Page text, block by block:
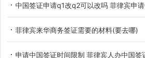
中国签证申请q1改q2可以改吗 菲律宾申
菲律宾来华商务签证需要的材料(要去哪)
申请中国签证时间限制 菲律宾人办中国签